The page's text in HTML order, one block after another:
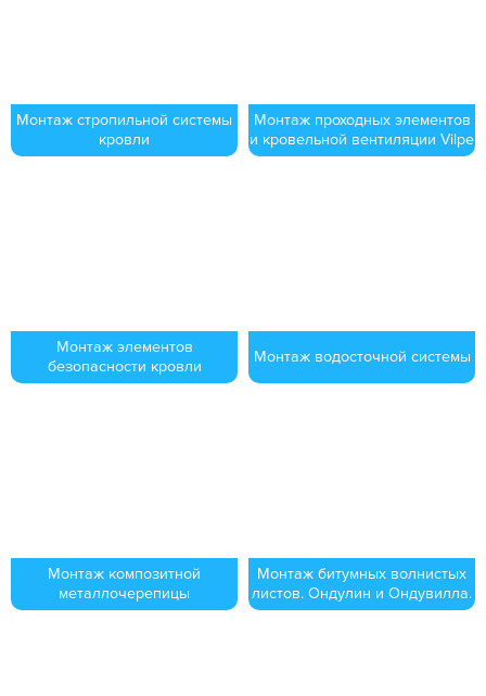
Монтаж стропильной системы
кровли
Монтаж проходных элементов
и кровельной вентиляции Vilpe
Монтаж элементов
безопасности кровли
Монтаж водосточной системы
Монтаж композитной
металлочерепицы
Монтаж битумных волнистых
листов. Ондулин и Ондувилла.